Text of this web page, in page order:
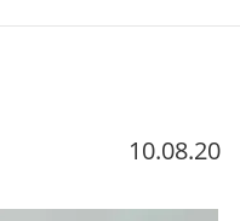
10.08.20